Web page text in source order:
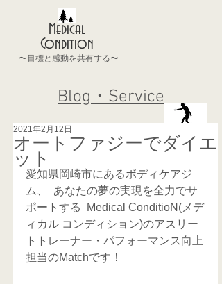
Medical
Condition
〜目標と感動を共有する〜
Blog・Service
オートファジーでダイエ
ット
2021年2月12日
愛知県岡崎市にあるボディケアジ
ム、  あなたの夢の実現を全力でサ
ポートする  Medical ConditioN(メデ
ィカル コンディション)のアスリー
トトレーナー・パフォーマンス向上
担当のMatchです！